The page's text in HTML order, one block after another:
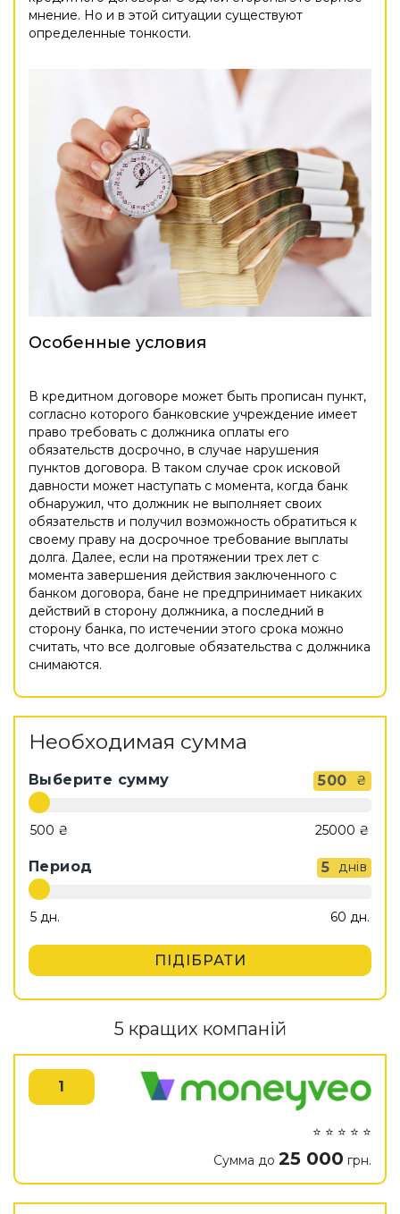
мнение. Но и в этой ситуации существуют
определенные тонкости.
Особенные условия
В кредитном договоре может быть прописан пункт,
согласно которого банковские учреждение имеет
право требовать с должника оплаты его
обязательств досрочно, в случае нарушения
пунктов договора. В таком случае срок исковой
давности может наступать с момента, когда банк
обнаружил, что должник не выполняет своих
обязательств и получил возможность обратиться к
своему праву на досрочное требование выплаты
долга. Далее, если на протяжении трех лет с
момента завершения действия заключенного с
банком договора, бане не предпринимает никаких
действий в сторону должника, а последний в
сторону банка, по истечении этого срока можно
считать, что все долговые обязательства с должника
снимаются.
Необходимая сумма
Выберите сумму 500 ₴
Период 5 днів
ПІДІБРАТИ
5 кращих компаній
1
⭐ ⭐ ⭐ ⭐ ⭐
Сумма до 25 000 грн.